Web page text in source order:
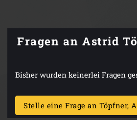
Fragen an Astrid
Bisher wurden keinerlei Fragen
Stelle eine Frage an Töpfner,